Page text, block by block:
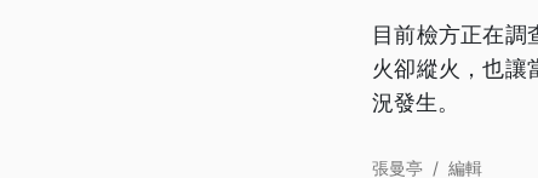
目前檢方正在調
火卻縱火，也讓
況發生。
張曼亭 / 編輯